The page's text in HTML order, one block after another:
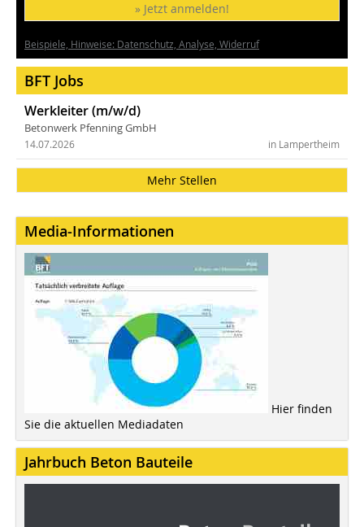
» Jetzt anmelden!
Beispiele, Hinweise: Datenschutz, Analyse, Widerruf
BFT Jobs
Werkleiter (m/w/d)
Betonwerk Pfenning GmbH
in Lampertheim
14.07.2026
Mehr Stellen
Media-Informationen
Hier finden
Sie die aktuellen Mediadaten
Jahrbuch Beton Bauteile